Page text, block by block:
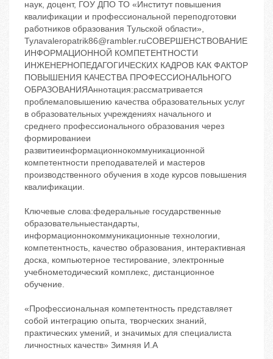
наук, доцент, ГОУ ДПО ТО «Институт повышения
квалификации и профессиональной переподготовки
работников образования Тульской области»,
Тулаvaleropatrik86@rambler.ruСОВЕРШЕНСТВОВАНИЕ
ИНФОРМАЦИОННОЙ КОМПЕТЕНТНОСТИ
ИНЖЕНЕРНОПЕДАГОГИЧЕСКИХ КАДРОВ КАК ФАКТОР
ПОВЫШЕНИЯ КАЧЕСТВА ПРОФЕССИОНАЛЬНОГО
ОБРАЗОВАНИЯАннотация:рассматривается
проблемаповышению качества образовательных услуг
в образовательных учреждениях начального и
среднего профессионального образования через
формированиеи
развитиеинформационнокоммуникационной
компетентности преподавателей и мастеров
производственного обучения в ходе курсов повышения
квалификации.
Ключевые слова:федеральные государственные
образовательныестандарты,
информационнокоммуникационные технологии,
компетентность, качество образования, интерактивная
доска, компьютерное тестирование, электронные
учебнометодический комплекс, дистанционное
обучение.
«Профессиональная компетентность представляет
собой интеграцию опыта, творческих знаний,
практических умений, и значимых для специалиста
личностных качеств» Зимняя И.А